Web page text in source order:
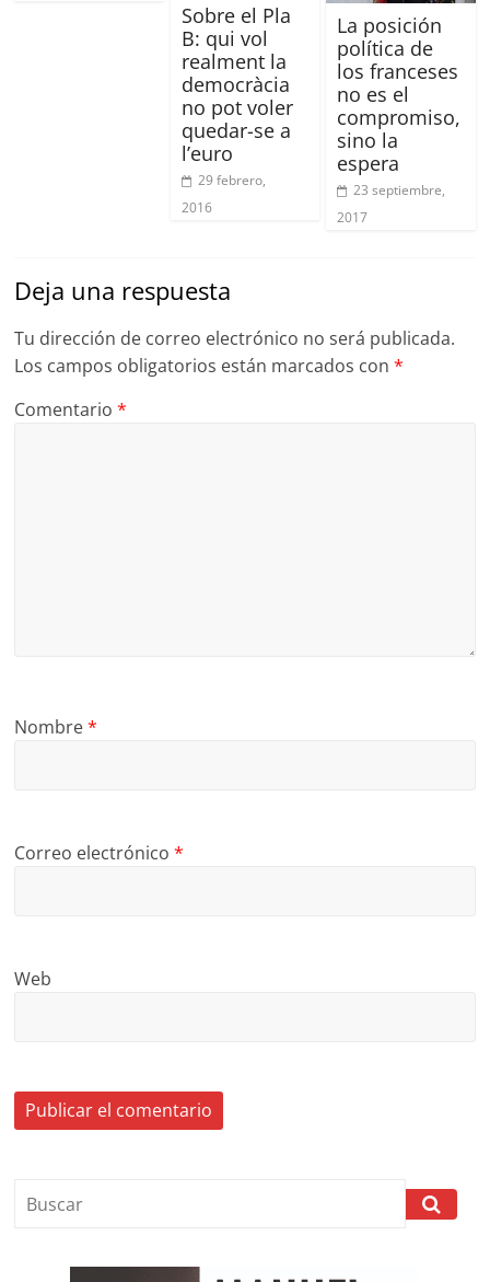
Sobre el Pla
B: qui vol
realment la
democràcia
no pot voler
quedar-se a
l’euro
29 febrero,
2016
La posición
política de
los franceses
no es el
compromiso,
sino la
espera
23 septiembre,
2017
Deja una respuesta
Tu dirección de correo electrónico no será publicada.
Los campos obligatorios están marcados con*
Comentario*
Nombre*
Correo electrónico*
Web